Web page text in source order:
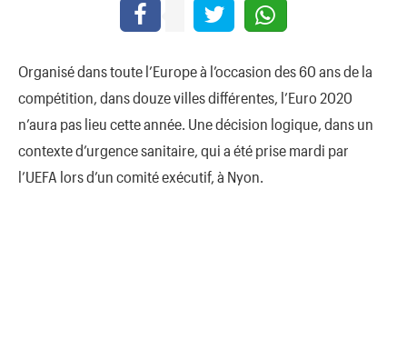
Organisé dans toute l’Europe à l’occasion des 60 ans de la
compétition, dans douze villes différentes, l’Euro 2020
n’aura pas lieu cette année. Une décision logique, dans un
contexte d’urgence sanitaire, qui a été prise mardi par
l’UEFA lors d’un comité exécutif, à Nyon.